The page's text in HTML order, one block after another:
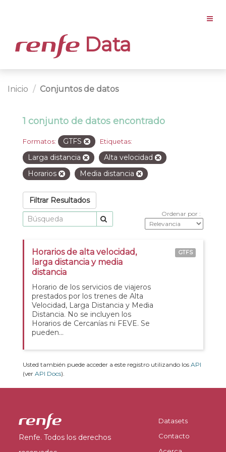
Data
Inicio Conjuntos de datos
1 conjunto de datos encontrado
Formatos: GTFS Etiquetas:
Larga distancia
Alta velocidad
Horarios
Media distancia
Filtrar Resultados
Ordenar por
Horarios de alta velocidad,
larga distancia y media
distancia
Horario de los servicios de viajeros
prestados por los trenes de Alta
Velocidad, Larga Distancia y Media
Distancia. No se incluyen los
Horarios de Cercanías ni FEVE. Se
pueden...
GTFS
Usted también puede acceder a este registro utilizando los API
(ver API Docs).
Renfe. Todos los derechos
Datasets
Contacto